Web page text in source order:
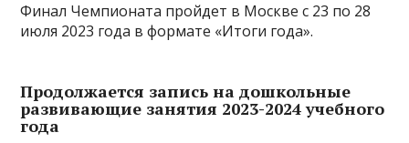
Финал Чемпионата пройдет в Москве с 23 по 28
июля 2023 года в формате «Итоги года».
Продолжается запись на дошкольные
развивающие занятия 2023-2024 учебного
года